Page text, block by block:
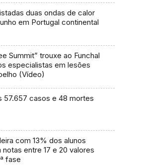
duas ondas de calor
em Portugal continental
Summit” trouxe ao Funchal
especialistas em lesões
(Vídeo)
57.657 casos e 48 mortes
com 13% dos alunos
notas entre 17 e 20 valores
fase